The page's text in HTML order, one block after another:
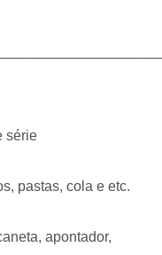
série
pastas, cola e etc.
apontador,